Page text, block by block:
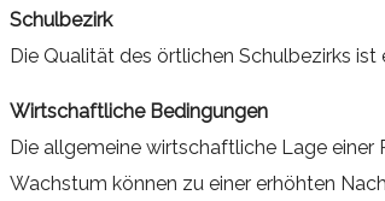
Schulbezirk
Die Qualität des örtlichen Schulbezirks
Wirtschaftliche Bedingungen
Die allgemeine wirtschaftliche Lage einer
Wachstum können zu einer erhöhten